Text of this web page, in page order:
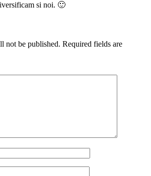
si noi. 🙂
not be published. Required fields are